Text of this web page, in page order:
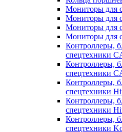
Мониторы для
Мониторы для
Мониторы для
Мониторы для
Контроллеры,
спецтехники
Контроллеры,
спецтехники
Контроллеры,
спецтехники
Контроллеры,
спецтехники
Контроллеры,
спецтехники